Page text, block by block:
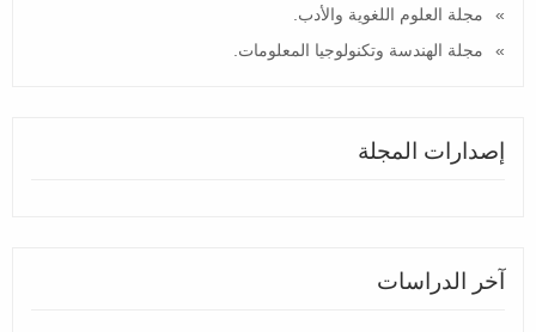
مجلة العلوم اللغوية والأدب.
مجلة الهندسة وتكنولوجيا المعلومات.
إصدارات المجلة
آخر الدراسات